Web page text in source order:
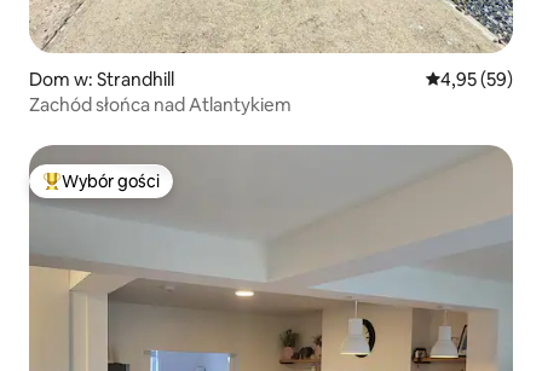
Dom w: Strandhill Średnia
4,95 (59)
Zachód słońca nad Atlantykiem
Najpopularniejsze z kategorii Wybór gości
Wybór gości